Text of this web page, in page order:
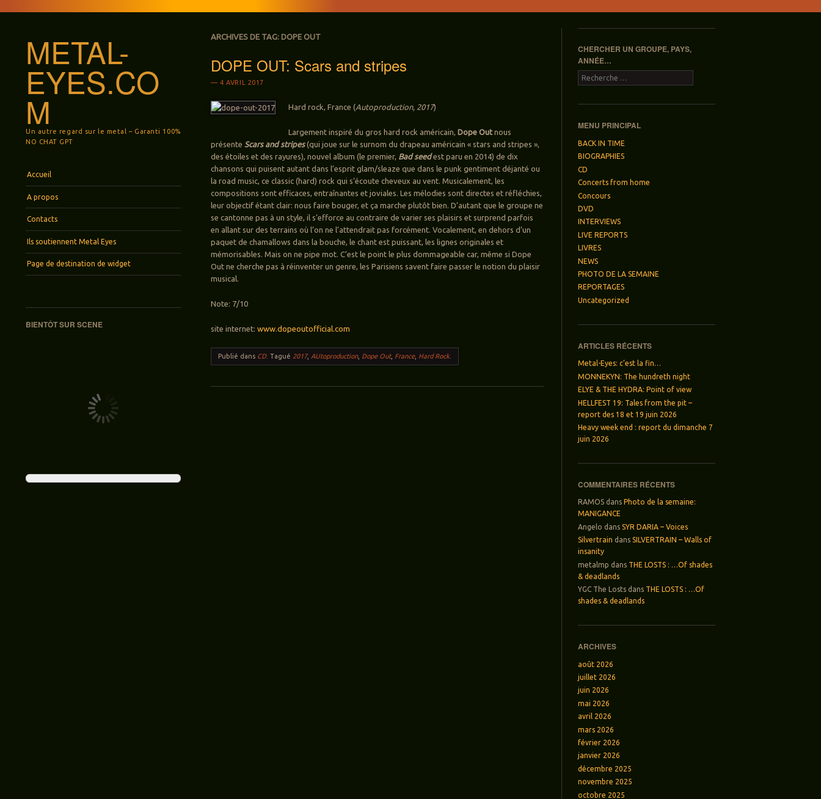
METAL-
EYES.CO
M
Un autre regard sur le metal – Garanti 100%
NO CHAT GPT
Aller au contenu principal
Accueil
A propos
Contacts
Ils soutiennent Metal Eyes
Page de destination de widget
BIENTÔT SUR SCENE
ARCHIVES DE TAG: DOPE OUT
DOPE OUT: Scars and stripes
4 AVRIL 2017
Hard rock, France (Autoproduction, 2017)
Largement inspiré du gros hard rock américain,Dope Outnous
présente Scars and stripes(qui joue sur le surnom du drapeau américain « stars and stripes »,
des étoiles et des rayures), nouvel album (le premier, Bad seedest paru en 2014) de dix
chansons qui puisent autant dans l’esprit glam/sleaze que dans le punk gentiment déjanté ou
la road music, ce classic (hard) rock qui s’écoute cheveux au vent. Musicalement, les
compositions sont efficaces, entraînantes et joviales. Les mélodies sont directes et réfléchies,
leur objectif étant clair: nous faire bouger, et ça marche plutôt bien. D’autant que le groupe ne
se cantonne pas à un style, il s’efforce au contraire de varier ses plaisirs et surprend parfois
en allant sur des terrains où l’on ne l’attendrait pas forcément. Vocalement, en dehors d’un
paquet de chamallows dans la bouche, le chant est puissant, les lignes originales et
mémorisables. Mais on ne pipe mot. C’est le point le plus dommageable car, même si Dope
Out ne cherche pas à réinventer un genre, les Parisiens savent faire passer le notion du plaisir
musical.
Note: 7/10
site internet:www.dopeoutofficial.com
Publié dans CD.Tagué 2017, AUtoproduction, Dope Out, France, Hard Rock.
CHERCHER UN GROUPE, PAYS,
ANNÉE…
Recherche
MENU PRINCIPAL
BACK IN TIME
BIOGRAPHIES
CD
Concerts from home
Concours
DVD
INTERVIEWS
LIVE REPORTS
LIVRES
NEWS
PHOTO DE LA SEMAINE
REPORTAGES
Uncategorized
ARTICLES RÉCENTS
Metal-Eyes: c’est la fin…
MONNEKYN: The hundreth night
ELYE & THE HYDRA: Point of view
HELLFEST 19: Tales from the pit –
report des 18 et 19 juin 2026
Heavy week end : report du dimanche 7
juin 2026
COMMENTAIRES RÉCENTS
RAMOS dans Photo de la semaine:
MANIGANCE
Angelo dansSYR DARIA – Voices
Silvertrain dansSILVERTRAIN – Walls of
insanity
metalmp dans THE LOSTS : …Of shades
& deadlands
YGC The Losts dans THE LOSTS : …Of
shades & deadlands
ARCHIVES
août 2026
juillet 2026
juin 2026
mai 2026
avril 2026
mars 2026
février 2026
janvier 2026
décembre 2025
novembre 2025
octobre 2025